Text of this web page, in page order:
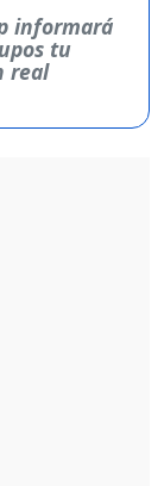
informará
tu
real